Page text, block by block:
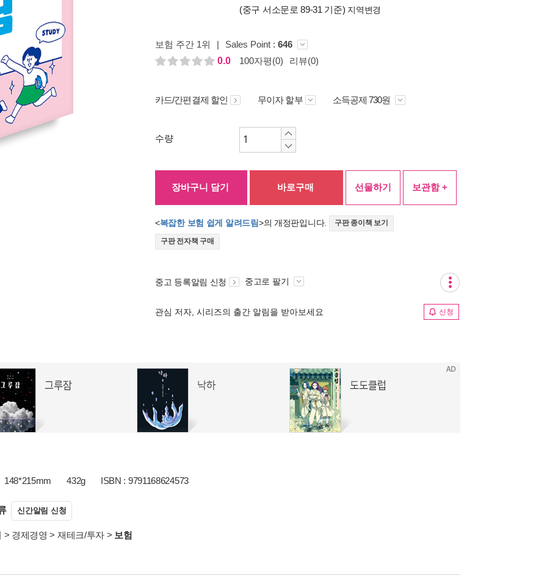
(중구 서소문로 89-31 기준) 지역변경
보험 주간 1위 | Sales Point : 646
0.0
100자평(0) 리뷰(0)
카드/간편결제 할인 무이자 할부 소득공제 730원
수량
장바구니 담기 바로구매 선물하기 보관함 +
<복잡한 보험 쉽게 알려드림>의 개정판입니다. 구판 종이책 보기
구판 전자책 구매
중고 등록알림 신청 중고로 팔기
관심 저자, 시리즈의 출간 알림을 받아보세요 신청
148*215mm 432g ISBN : 9791168624573
신간알림 신청
> 경제경영 > 재테크/투자 > 보험